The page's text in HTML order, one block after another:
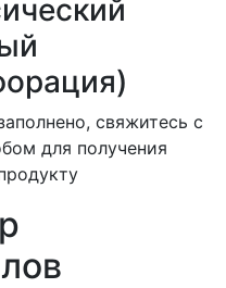
свяжитесь с
для получения